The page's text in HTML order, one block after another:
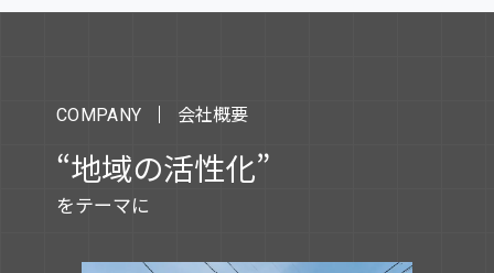
COMPANY 会社概要
“地域の活性化”
をテーマに